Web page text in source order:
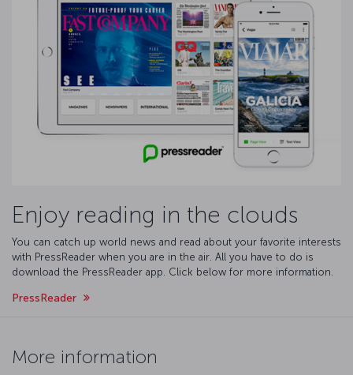
Enjoy reading in the clouds
You can catch up world news and read about your favorite interests
with PressReader when you are in the air. All you have to do is
download the PressReader app. Click below for more information.
PressReader
More information